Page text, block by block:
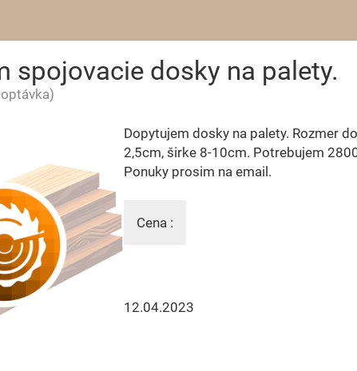
spojovacie dosky na palety.
Dopytujem dosky na palety. Rozmer
2,5cm, širke 8-10cm. Potrebujem
Ponuky prosim na email.
Cena :
12.04.2023